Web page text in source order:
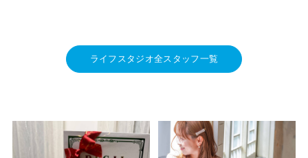
ライフスタジオ全スタッフ一覧